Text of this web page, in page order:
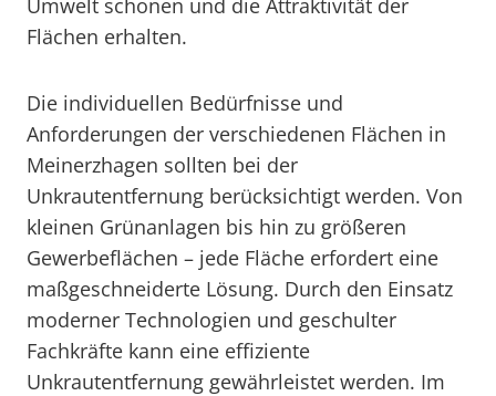
Umwelt schonen und die Attraktivität der
Flächen erhalten.
Die individuellen Bedürfnisse und
Anforderungen der verschiedenen Flächen in
Meinerzhagen sollten bei der
Unkrautentfernung berücksichtigt werden. Von
kleinen Grünanlagen bis hin zu größeren
Gewerbeflächen – jede Fläche erfordert eine
maßgeschneiderte Lösung. Durch den Einsatz
moderner Technologien und geschulter
Fachkräfte kann eine effiziente
Unkrautentfernung gewährleistet werden. Im